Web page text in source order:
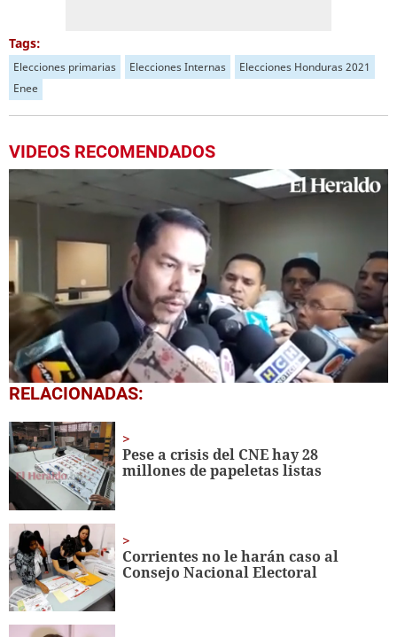
Tags:
Elecciones primarias Elecciones Internas
Elecciones Honduras 2021
Enee
VIDEOS RECOMENDADOS
0
seconds
1
minute,
49
seconds
RELACIONADAS:
Pese a crisis del CNE hay 28
millones de papeletas listas
Corrientes no le harán caso al
Consejo Nacional Electoral